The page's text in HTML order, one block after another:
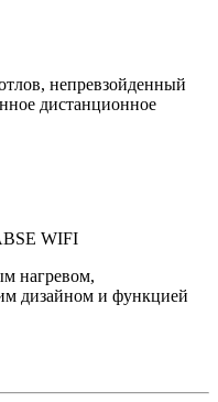
непревзойденный
дистанционное
WIFI
нагревом,
дизайном и функцией